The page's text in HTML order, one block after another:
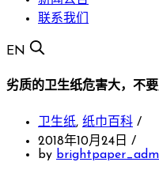
联系我们
EN
劣质的卫生纸危害大，不要
卫生纸, 纸巾百科 /
2018年10月24日 /
by